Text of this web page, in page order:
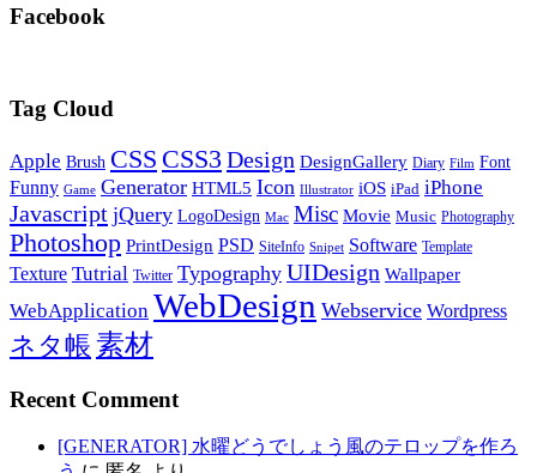
Facebook
Tag Cloud
Apple Brush CSS CSS3 Design DesignGallery Diary Film Font
Funny Game Generator HTML5 Icon Illustrator iOS iPad iPhone
Javascript jQuery LogoDesign Mac Misc Movie Music Photography
Photoshop PrintDesign PSD SiteInfo Snipet Software Template
Texture Tutrial Twitter Typography UIDesign Wallpaper
WebApplication WebDesign Webservice Wordpress
ネタ帳 素材
Recent Comment
[GENERATOR] 水曜どうでしょう風のテロップを作ろ